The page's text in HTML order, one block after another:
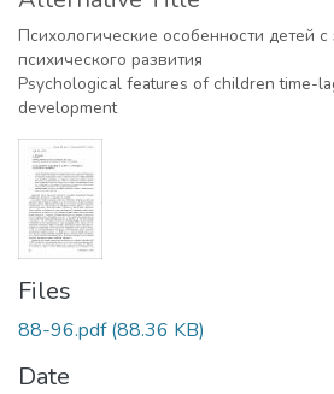
Психологические особенности детей
психического развития
Psychological features of children time-
development
Files
88-96.pdf(88.36 KB)
Date